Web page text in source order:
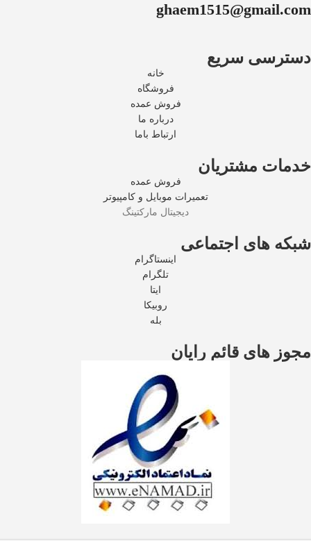
ghaem1515@gmail.com
دسترسی سریع
خانه
فروشگاه
فروش عمده
درباره ما
ارتباط باما
خدمات مشتریان
فروش عمده
تعمیرات موبایل و کامپیوتر
دیجیتال مارکتینگ
شبکه های اجتماعی
اینستاگرام
تلگرام
ایتا
روبیکا
بله
مجوز های قائم رایان